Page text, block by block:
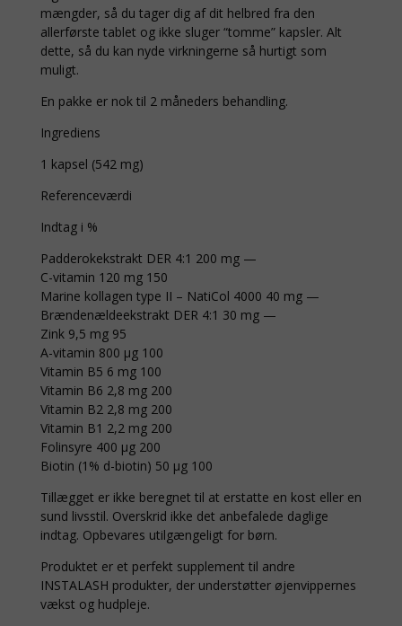
mængder, så du tager dig af dit helbred fra den
allerførste tablet og ikke sluger “tomme” kapsler. Alt
dette, så du kan nyde virkningerne så hurtigt som
muligt.
En pakke er nok til 2 måneders behandling.
Ingrediens
1 kapsel (542 mg)
Referenceværdi
Indtag i %
Padderokekstrakt DER 4:1 200 mg —
C-vitamin 120 mg 150
Marine kollagen type II – NatiCol 4000 40 mg —
Brændenældeekstrakt DER 4:1 30 mg —
Zink 9,5 mg 95
A-vitamin 800 μg 100
Vitamin B5 6 mg 100
Vitamin B6 2,8 mg 200
Vitamin B2 2,8 mg 200
Vitamin B1 2,2 mg 200
Folinsyre 400 μg 200
Biotin (1% d-biotin) 50 μg 100
Tillægget er ikke beregnet til at erstatte en kost eller en
sund livsstil. Overskrid ikke det anbefalede daglige
indtag. Opbevares utilgængeligt for børn.
Produktet er et perfekt supplement til andre
INSTALASH produkter, der understøtter øjenvippernes
vækst og hudpleje.